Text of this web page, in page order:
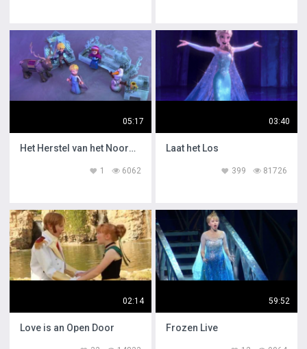
05:17
Het Herstel van het Noorderlicht
6062
1
03:40
Laat het Los
81726
399
02:14
Love is an Open Door
59:52
Frozen Live